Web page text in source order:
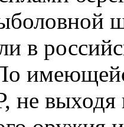
в
не выходя